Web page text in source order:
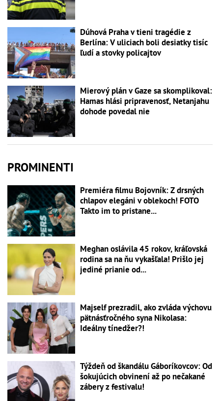
Dúhová Praha v tieni tragédie z
Berlína: V uliciach boli desiatky tisíc
ľudí a stovky policajtov
Mierový plán v Gaze sa skomplikoval:
Hamas hlási pripravenosť, Netanjahu
dohode povedal nie
PROMINENTI
Premiéra filmu Bojovník: Z drsných
chlapov elegáni v oblekoch! FOTO
Takto im to pristane...
Meghan oslávila 45 rokov, kráľovská
rodina sa na ňu vykašľala! Prišlo jej
jediné prianie od...
Majself prezradil, ako zvláda výchovu
pätnásťročného syna Nikolasa:
Ideálny tínedžer?!
Týždeň od škandálu Gáboríkovcov: Od
šokujúcich obvinení až po nečakané
zábery z festivalu!